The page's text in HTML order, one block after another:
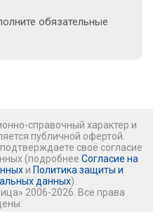
обязательные
справочный характер и
публичной офертой.
своё согласие
(подробнее Согласие на
и Политика защиты и
данных).
2006-2026. Все права